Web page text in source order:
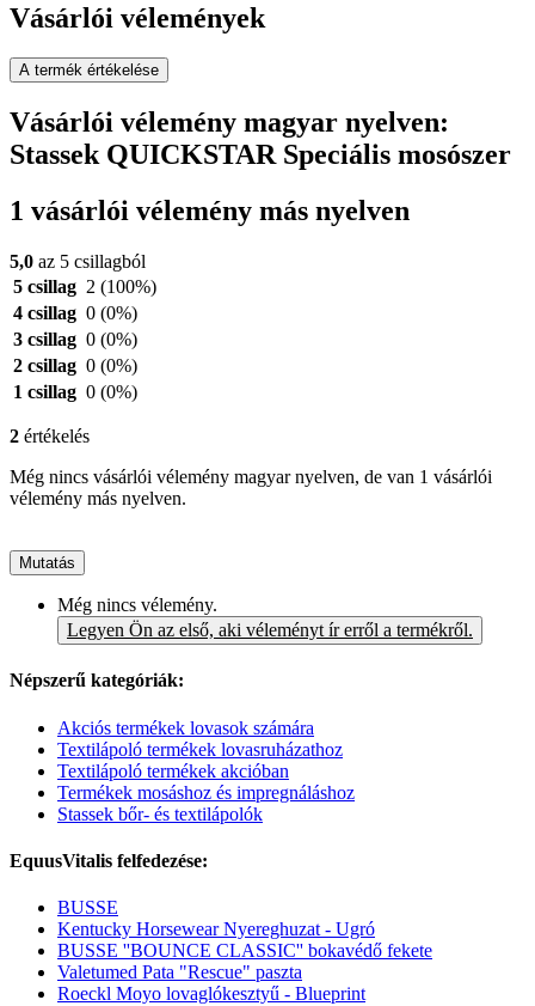
Vásárlói vélemények
A termék értékelése
Vásárlói vélemény magyar nyelven:
Stassek QUICKSTAR Speciális mosószer
1 vásárlói vélemény más nyelven
5,0 az 5 csillagból
5 csillag 2 (100%)
4 csillag 0 (0%)
3 csillag 0 (0%)
2 csillag 0 (0%)
1 csillag 0 (0%)
2 értékelés
Még nincs vásárlói vélemény magyar nyelven, de van 1 vásárlói
vélemény más nyelven.
Mutatás
Még nincs vélemény.
Legyen Ön az első, aki véleményt ír erről a termékről.
Népszerű kategóriák:
Akciós termékek lovasok számára
Textilápoló termékek lovasruházathoz
Textilápoló termékek akcióban
Termékek mosáshoz és impregnáláshoz
Stassek bőr- és textilápolók
EquusVitalis felfedezése:
BUSSE
Kentucky Horsewear Nyereghuzat - Ugró
BUSSE ''BOUNCE CLASSIC'' bokavédő fekete
Valetumed Pata "Rescue" paszta
Roeckl Moyo lovaglókesztyű - Blueprint